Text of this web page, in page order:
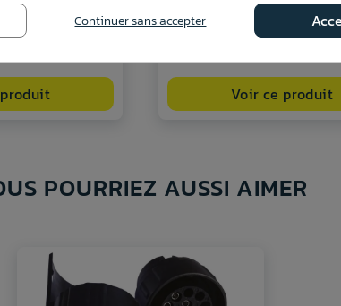
Voir ce produit
POURRIEZ AUSSI AIMER
Continuer sans accepter